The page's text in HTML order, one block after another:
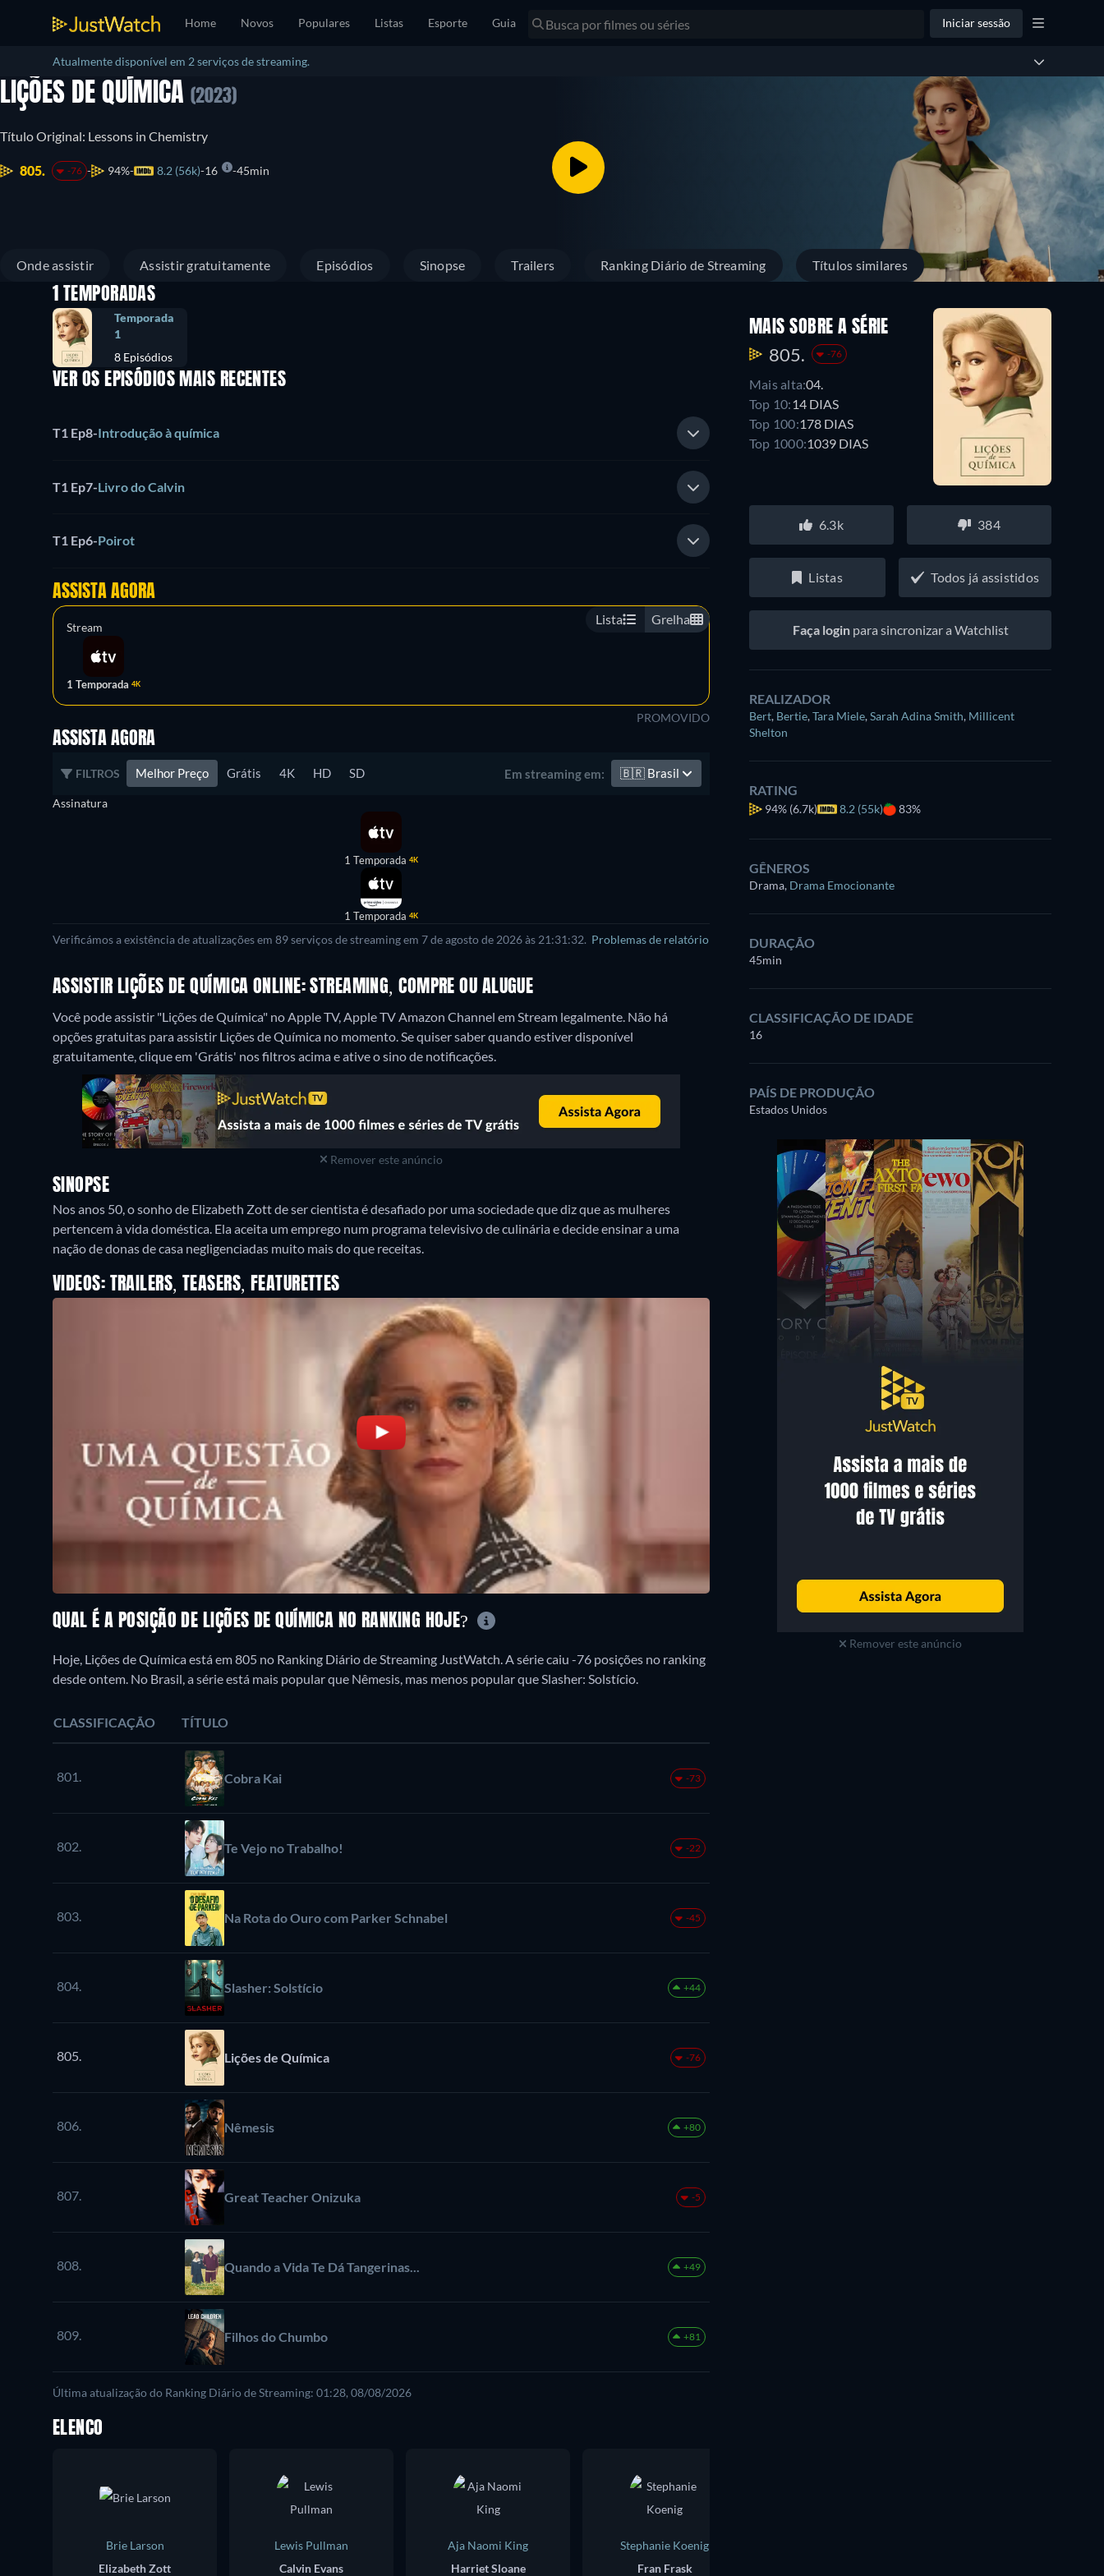
Home Novos Populares Listas Esporte Guia Iniciar sessão
Atualmente disponível em 2 serviços de streaming.
LIÇÕES DE QUÍMICA (2023)
Título Original: Lessons in Chemistry
805. -76 94% 8.2 (56k) 16 45min
Onde assistir Assistir gratuitamente Episódios Sinopse Trailers Ranking Diário de Streaming Títulos similares
1 TEMPORADAS
Temporada
1
8 Episódios
VER OS EPISÓDIOS MAIS RECENTES
T1 Ep8-Introdução à química
T1 Ep7-Livro do Calvin
T1 Ep6-Poirot
Lista Grelha
ASSISTA AGORA
Stream
1 Temporada 4K
PROMOVIDO
ASSISTA AGORA
FILTROS Melhor Preço Grátis 4K HD SD Em streaming em: 🇧🇷 Brasil
Assinatura
1 Temporada 4K
1 Temporada 4K
Verificámos a existência de atualizações em 89 serviços de streaming em 7 de agosto de 2026 às 21:31:32. Problemas de relatório
ASSISTIR LIÇÕES DE QUÍMICA ONLINE: STREAMING, COMPRE OU ALUGUE
Você pode assistir "Lições de Química" no Apple TV, Apple TV Amazon Channel em Stream legalmente. Não há
opções gratuitas para assistir Lições de Química no momento. Se quiser saber quando estiver disponível
gratuitamente, clique em 'Grátis' nos filtros acima e ative o sino de notificações.
Remover este anúncio
SINOPSE
Nos anos 50, o sonho de Elizabeth Zott de ser cientista é desafiado por uma sociedade que diz que as mulheres
pertencem à vida doméstica. Ela aceita um emprego num programa televisivo de culinária e decide ensinar a uma
nação de donas de casa negligenciadas muito mais do que receitas.
VIDEOS: TRAILERS, TEASERS, FEATURETTES
MAIS SOBRE A SÉRIE
805. -76
Mais alta:04.
Top 10: 14 DIAS
Top 100:178 DIAS
Top 1000:1039 DIAS
6.3k 384
Listas Todos já assistidos
Faça loginpara sincronizar a Watchlist
REALIZADOR
Bert, Bertie,Tara Miele,Sarah Adina Smith, Millicent
Shelton
RATING
94% (6.7k) 8.2 (55k) 83%
GÊNEROS
Drama, Drama Emocionante
DURAÇÃO
45min
CLASSIFICAÇÃO DE IDADE
16
PAÍS DE PRODUÇÃO
Estados Unidos
Remover este anúncio
QUAL É A POSIÇÃO DE LIÇÕES DE QUÍMICA NO RANKING HOJE?
Hoje, Lições de Química está em 805 no Ranking Diário de Streaming JustWatch. A série caiu -76 posições no ranking
desde ontem. No Brasil, a série está mais popular que Nêmesis, mas menos popular que Slasher: Solstício.
CLASSIFICAÇÃO TÍTULO
801. Cobra Kai -73
802. Te Vejo no Trabalho! -22
803. Na Rota do Ouro com Parker Schnabel -45
804. Slasher: Solstício +44
805. Lições de Química -76
806. Nêmesis +80
807. Great Teacher Onizuka -5
808. Quando a Vida Te Dá Tangerinas... +49
809. Filhos do Chumbo +81
Última atualização do Ranking Diário de Streaming: 01:28, 08/08/2026
ELENCO
Brie Larson
Elizabeth Zott
Lewis Pullman
Calvin Evans
Aja Naomi King
Harriet Sloane
Stephanie Koenig
Fran Frask